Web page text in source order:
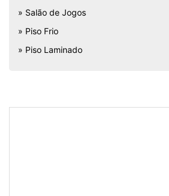
» Salão de Jogos
» Piso Frio
» Piso Laminado